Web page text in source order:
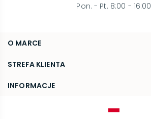
O MARCE
O nas
Blog
STREFA KLIENTA
FAQ
INFORMACJE
Pon. - Pt. 8:00 - 16:00